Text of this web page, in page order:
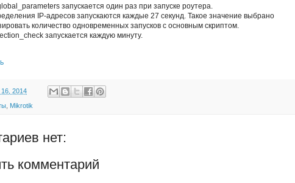
запускается один раз при запуске роутера.
IP-адресов запускаются каждые 27 секунд. Такое значение выбрано
количество одновременных запусков с основным скриптом.
запускается каждую минуту.
2014
Mikrotik
нет:
комментарий